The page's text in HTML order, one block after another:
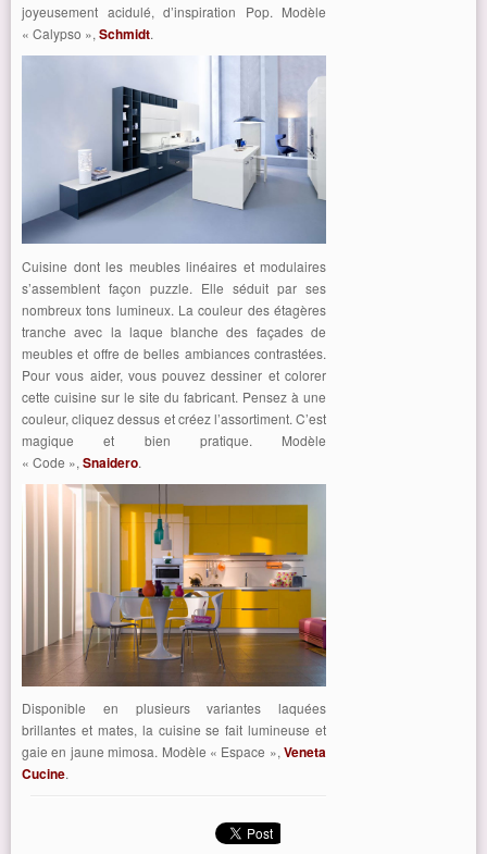
joyeusement acidulé, d’inspiration Pop. Modèle
« Calypso », Schmidt.
Cuisine dont les meubles linéaires et modulaires
s’assemblent façon puzzle. Elle séduit par ses
nombreux tons lumineux. La couleur des étagères
tranche avec la laque blanche des façades de
meubles et offre de belles ambiances contrastées.
Pour vous aider, vous pouvez dessiner et colorer
cette cuisine sur le site du fabricant. Pensez à une
couleur, cliquez dessus et créez l’assortiment. C’est
magique et bien pratique. Modèle
« Code », Snaidero.
Disponible en plusieurs variantes laquées
brillantes et mates, la cuisine se fait lumineuse et
gaie en jaune mimosa. Modèle « Espace », Veneta
Cucine.